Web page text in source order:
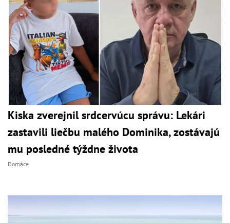
Kiska zverejnil srdcervúcu správu: Lekári
zastavili liečbu malého Dominika, zostávajú
mu posledné týždne života
Domáce